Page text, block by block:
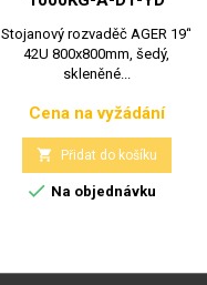
Stojanový rozvaděč AGER 19“
42U 800x800mm, šedý,
skleněné...
Cena
Cena na vyžádání
 Přidat do košíku
 Na objednávku